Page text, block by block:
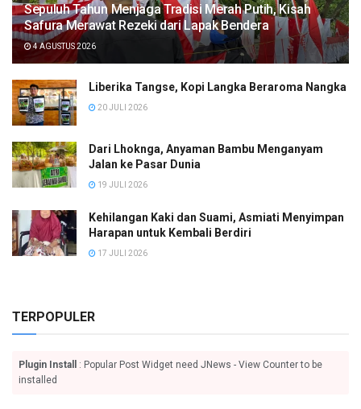
Sepuluh Tahun Menjaga Tradisi Merah Putih, Kisah
Safura Merawat Rezeki dari Lapak Bendera
4 AGUSTUS 2026
Liberika Tangse, Kopi Langka Beraroma Nangka
20 JULI 2026
Dari Lhoknga, Anyaman Bambu Menganyam
Jalan ke Pasar Dunia
19 JULI 2026
Kehilangan Kaki dan Suami, Asmiati Menyimpan
Harapan untuk Kembali Berdiri
17 JULI 2026
TERPOPULER
Plugin Install
: Popular Post Widget need JNews - View Counter to be
installed